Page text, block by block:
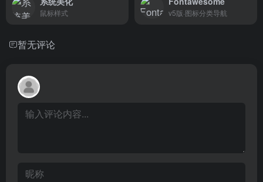
鼠标样式 v5版·图标分类导航
暂无评论